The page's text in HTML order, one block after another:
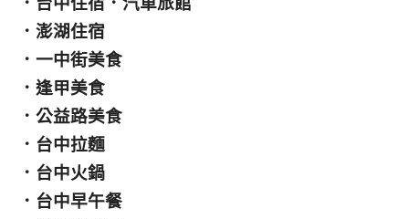
． 澎湖住宿
． 一中街美食
． 逢甲美食
． 公益路美食
． 台中拉麵
． 台中火鍋
． 台中早午餐